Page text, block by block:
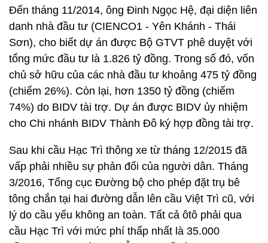
Đến tháng 11/2014, ông Đinh Ngọc Hệ, đại diện liên
danh nhà đầu tư (CIENCO1 - Yên Khánh - Thái
Sơn), cho biết dự án được Bộ GTVT phê duyệt với
tổng mức đầu tư là 1.826 tỷ đồng. Trong số đó, vốn
chủ sở hữu của các nhà đầu tư khoảng 475 tỷ đồng
(chiếm 26%). Còn lại, hơn 1350 tỷ đồng (chiếm
74%) do BIDV tài trợ. Dự án được BIDV ủy nhiệm
cho Chi nhánh BIDV Thành Đô ký hợp đồng tài trợ.
Sau khi cầu Hạc Trì thông xe từ tháng 12/2015 đã
vấp phải nhiều sự phản đối của người dân. Tháng
3/2016, Tổng cục Đường bộ cho phép đặt trụ bê
tông chắn tại hai đường dẫn lên cầu Việt Trì cũ, với
lý do cầu yếu không an toàn. Tất cả ôtô phải qua
cầu Hạc Trì với mức phí thấp nhất là 35.000